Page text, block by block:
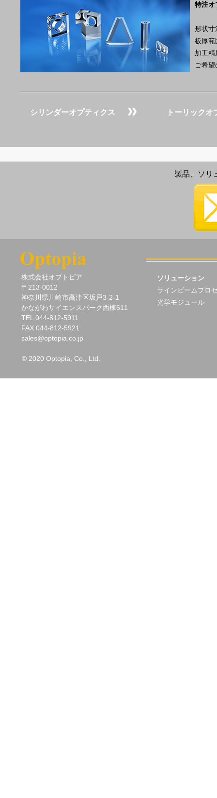
特注オ
形状
板厚
加工
ご希
シリンダーオプティクス トーリックオ
製品、ソリ
株式会社オプトピア
〒213-0012
神奈川県川崎市高津区坂戸3-2-1
かながわサイエンスパーク西棟611
TEL 044-812-5911
FAX 044-812-5921
sales@optopia.co.jp
© 2020 Optopia, Co., Ltd.
ソリューション
ラインビームプロ
光学モジュール